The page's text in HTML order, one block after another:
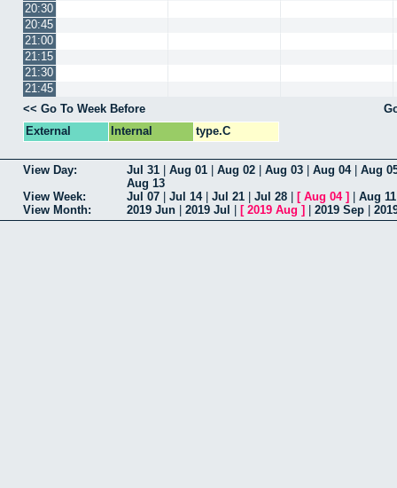
20:30
20:45
21:00
21:15
21:30
21:45
<< Go To Week Before
External
Internal type.C
View Day: Jul 31 Aug 01 Aug 02 Aug 03 Aug 04| Aug
Aug 13
View Week:
Jul 07 Jul 14| Jul 21 Jul 28 [ Aug 04] Aug 11
View Month:
2019 Jun 2019 Jul [ 2019 Aug ] 2019 Sep